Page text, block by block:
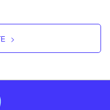
>